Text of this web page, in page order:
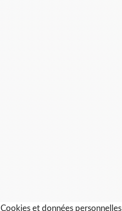
Cookies et données personnelles